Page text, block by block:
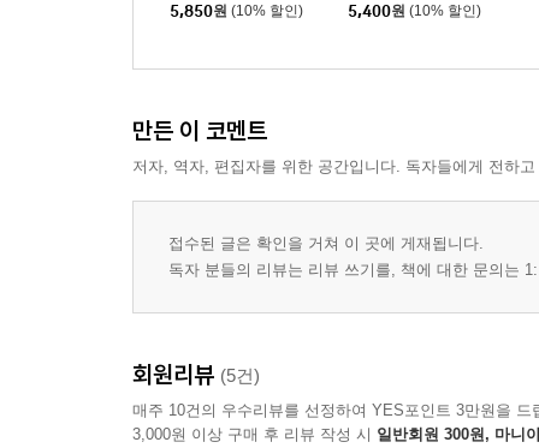
5,850원 (10% 할인) 5,400원 (10% 할인)
만든 이 코멘트
저자, 역자, 편집자를 위한 공간입니다. 독자들에게 전하
접수된 글은 확인을 거쳐 이 곳에 게재됩니다.
독자 분들의 리뷰는 리뷰 쓰기를, 책에 대한 문의는
회원리뷰 (5건)
매주 10건의 우수리뷰를 선정하여 YES포인트 3만원을 드
3,000원 이상 구매 후 리뷰 작성 시 일반회원 300원, 마니